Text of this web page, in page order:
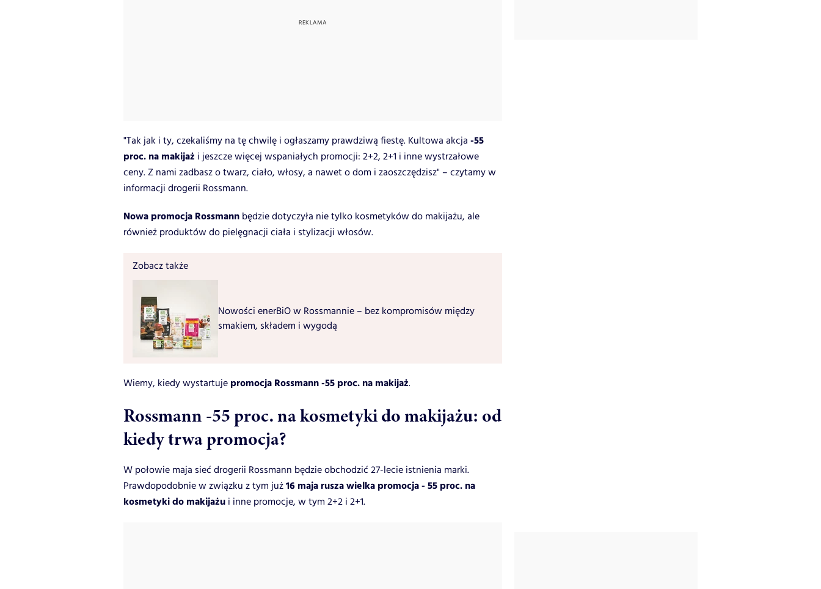
"Tak jak i ty, czekaliśmy na tę chwilę i ogłaszamy prawdziwą fiestę. Kultowa akcja -55
proc. na makijaż i jeszcze więcej wspaniałych promocji: 2+2, 2+1 i inne wystrzałowe
ceny. Z nami zadbasz o twarz, ciało, włosy, a nawet o dom i zaoszczędzisz" – czytamy w
informacji drogerii Rossmann.
Nowa promocja Rossmann będzie dotyczyła nie tylko kosmetyków do makijażu, ale
również produktów do pielęgnacji ciała i stylizacji włosów.
Zobacz także
Nowości enerBiO w Rossmannie – bez kompromisów między
smakiem, składem i wygodą
Wiemy, kiedy wystartuje promocja Rossmann -55 proc. na makijaż.
Rossmann -55 proc. na kosmetyki do makijażu: od
kiedy trwa promocja?
W połowie maja sieć drogerii Rossmann będzie obchodzić 27-lecie istnienia marki.
Prawdopodobnie w związku z tym już16 maja rusza wielka promocja - 55 proc. na
kosmetyki do makijażu i inne promocje, w tym 2+2 i 2+1.